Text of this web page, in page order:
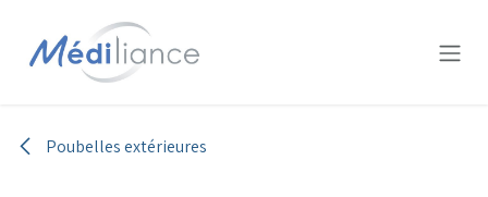
Poubelles extérieures